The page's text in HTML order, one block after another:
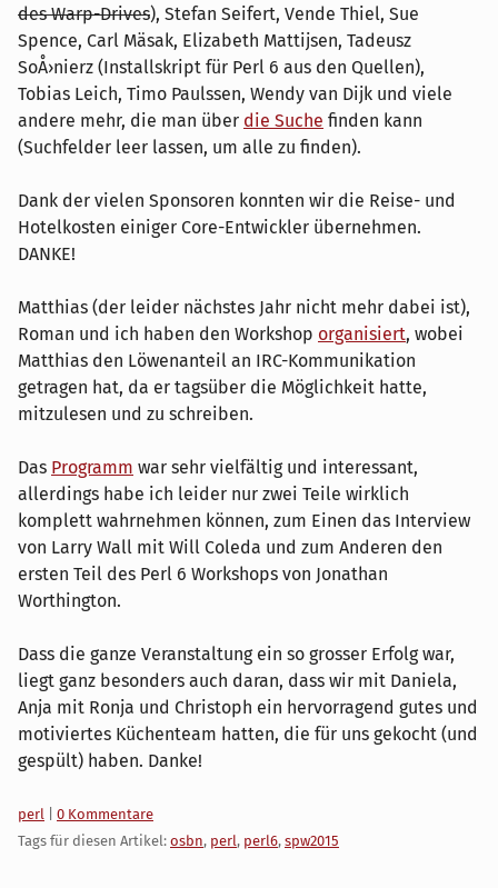
des Warp-Drives), Stefan Seifert, Vende Thiel, Sue
Spence, Carl Mäsak, Elizabeth Mattijsen, Tadeusz
SoÅ›nierz (Installskript für Perl 6 aus den Quellen),
Tobias Leich, Timo Paulssen, Wendy van Dijk und viele
andere mehr, die man über die Suche finden kann
(Suchfelder leer lassen, um alle zu finden).
Dank der vielen Sponsoren konnten wir die Reise- und
Hotelkosten einiger Core-Entwickler übernehmen.
DANKE!
Matthias (der leider nächstes Jahr nicht mehr dabei ist),
Roman und ich haben den Workshop organisiert, wobei
Matthias den Löwenanteil an IRC-Kommunikation
getragen hat, da er tagsüber die Möglichkeit hatte,
mitzulesen und zu schreiben.
Das Programm war sehr vielfältig und interessant,
allerdings habe ich leider nur zwei Teile wirklich
komplett wahrnehmen können, zum Einen das Interview
von Larry Wall mit Will Coleda und zum Anderen den
ersten Teil des Perl 6 Workshops von Jonathan
Worthington.
Dass die ganze Veranstaltung ein so grosser Erfolg war,
liegt ganz besonders auch daran, dass wir mit Daniela,
Anja mit Ronja und Christoph ein hervorragend gutes und
motiviertes Küchenteam hatten, die für uns gekocht (und
gespült) haben. Danke!
Kategorien:
perl
0 Kommentare
Tags für diesen Artikel: osbn, perl, perl6, spw2015